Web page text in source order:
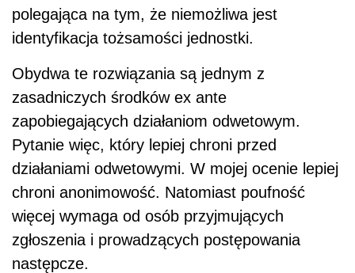
polegająca na tym, że niemożliwa jest
identyfikacja tożsamości jednostki.
Obydwa te rozwiązania są jednym z
zasadniczych środków ex ante
zapobiegających działaniom odwetowym.
Pytanie więc, który lepiej chroni przed
działaniami odwetowymi. W mojej ocenie lepiej
chroni anonimowość. Natomiast poufność
więcej wymaga od osób przyjmujących
zgłoszenia i prowadzących postępowania
następcze.